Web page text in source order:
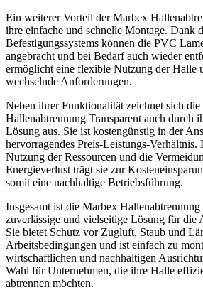
Ein weiterer Vorteil der Marbex
ihre einfache und schnelle Montage. Dank
Befestigungssystems können die PVC
angebracht und bei Bedarf auch wieder
ermöglicht eine flexible Nutzung der Halle
wechselnde Anforderungen.
Neben ihrer Funktionalität zeichnet sich
Hallenabtrennung Transparent auch durch
Lösung aus. Sie ist kostengünstig in der
hervorragendes Preis-Leistungs-
Nutzung der Ressourcen und die
Energieverlust trägt sie zur
somit eine nachhaltige Betriebsführung.
Insgesamt ist die Marbex Hallenabtrennung
zuverlässige und vielseitige Lösung für die
Sie bietet Schutz vor Zugluft, Staub und
Arbeitsbedingungen und ist einfach zu
wirtschaftlichen und nachhaltigen
Wahl für Unternehmen, die ihre Halle
abtrennen möchten.